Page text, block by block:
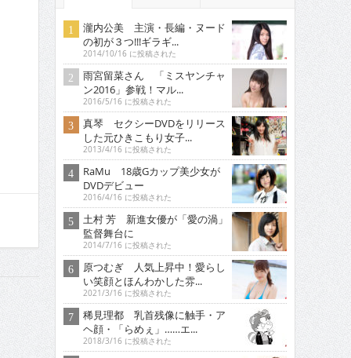
瀧内公美 主演・長編・ヌード
の初が３つ!!!ギラギ...
2014/10/16 に投稿された
雨宮留菜さん 「ミスヤンチャ
ン2016」参戦！マル...
2016/5/16 に投稿された
真琴 セクシーDVDをリリース
した元ひきこもり女子...
2013/4/16 に投稿された
RaMu 18歳Gカップ美少女が
DVDデビュー
2016/4/16 に投稿された
土村 芳 新進女優が「愛の渦」
監督舞台に
2014/7/16 に投稿された
原つむぎ 人気上昇中！愛らし
い笑顔とほんわかした雰...
2021/3/16 に投稿された
稀見理都 乳首残像に触手・ア
ヘ顔・「らめぇ」……エ...
2018/3/16 に投稿された